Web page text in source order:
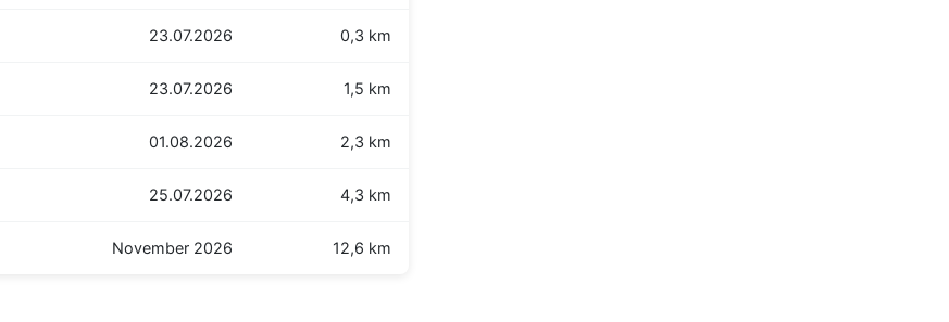
23.07.2026 0,3 km
23.07.2026 1,5 km
01.08.2026 2,3 km
25.07.2026 4,3 km
November 2026 12,6 km